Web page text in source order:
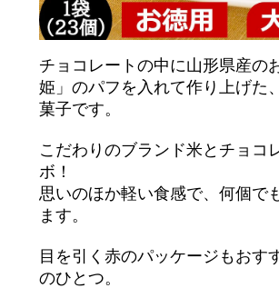
チョコレートの中に山形県産の
姫」のパフを入れて作り上げた
菓子です。
こだわりのブランド米とチョコ
ボ！
思いのほか軽い食感で、何個で
ます。
目を引く赤のパッケージもおす
のひとつ。